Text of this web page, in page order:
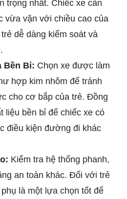
trọng nhất. Chiếc xe cần
vừa vặn với chiều cao của
dễ dàng kiểm soát và
Bền Bỉ: Chọn xe được làm
hợp kim nhôm để tránh
cho cơ bắp của trẻ. Đồng
liệu bền bỉ để chiếc xe có
điều kiện đường đi khác
Kiểm tra hệ thống phanh,
an toàn khác. Đối với trẻ
là một lựa chọn tốt để